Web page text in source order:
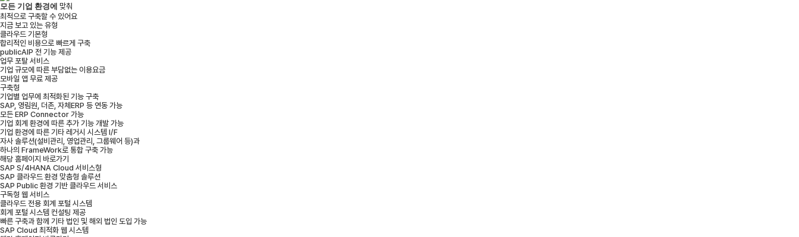
모든 기업 환경에 맞춰
최적으로 구축할 수 있어요
지금 보고 있는 유형
클라우드 기본형
합리적인 비용으로 빠르게 구축
publicAIP 전 기능 제공
업무 포탈 서비스
기업 규모에 따른 부담없는 이용요금
모바일 앱 무료 제공
구축형
기업별 업무에 최적화된 기능 구축
SAP, 영림원, 더존, 자체ERP 등 연동 가능
모든 ERP Connector 가능
기업 회계 환경에 따른 추가 기능 개발 가능
기업 환경에 따른 기타 레거시 시스템 I/F
자사 솔루션(설비관리, 영업관리, 그룹웨어 등)과
하나의 FrameWork로 통합 구축 가능
해당 홈페이지 바로가기
SAP S/4HANA Cloud 서비스형
SAP 클라우드 환경 맞춤형 솔루션
SAP Public 환경 기반 클라우드 서비스
구독형 웹 서비스
클라우드 전용 회계 포털 시스템
회계 포털 시스템 컨설팅 제공
빠른 구축과 함께 기타 법인 및 해외 법인 도입 가능
SAP Cloud 최적화 웹 시스템